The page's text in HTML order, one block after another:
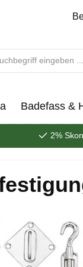
Badefass &
2%